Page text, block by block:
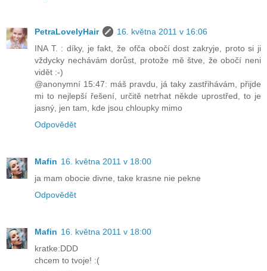
PetraLovelyHair
16. května 2011 v 16:06
INA T. : díky, je fakt, že ofča obočí dost zakryje, proto si ji
vždycky nechávám dorůst, protože mě štve, že obočí neni
vidět :-)
@anonymní 15:47: máš pravdu, já taky zastřihávám, přijde
mi to nejlepší řešení, určitě netrhat někde uprostřed, to je
jasný, jen tam, kde jsou chloupky mimo
Odpovědět
Mafin 16. května 2011 v 18:00
ja mam obocie divne, take krasne nie pekne
Odpovědět
Mafin 16. května 2011 v 18:00
kratke:DDD
chcem to tvoje! :(